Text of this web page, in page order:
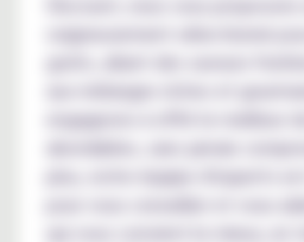
soigneusement sélectionné
aux mélanges riches et
engageons à offrir le meilleur
plus, notre équipe d'experts